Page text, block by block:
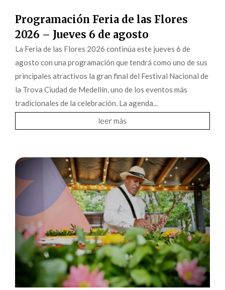
Programación Feria de las Flores
2026 – Jueves 6 de agosto
La Feria de las Flores 2026 continúa este jueves 6 de
agosto con una programación que tendrá como uno de sus
principales atractivos la gran final del Festival Nacional de
la Trova Ciudad de Medellín, uno de los eventos más
tradicionales de la celebración. La agenda...
leer más